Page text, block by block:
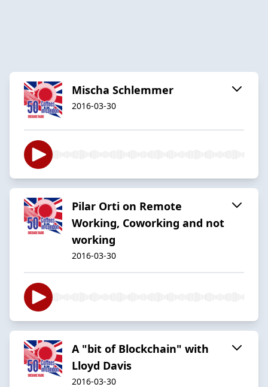
Mischa Schlemmer
2016-03-30
Pilar Orti on Remote
Working, Coworking and not
working
2016-03-30
A "bit of Blockchain" with
Lloyd Davis
2016-03-30